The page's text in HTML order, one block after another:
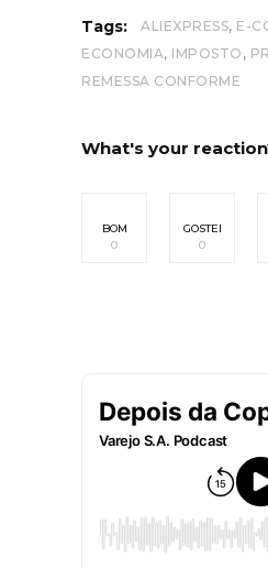
Tags: ALIEXPRESS, E-
ECONOMIA, IMPOSTO ,
REMESSA CONFORME
What's your
BOM
0
GOSTEI
0